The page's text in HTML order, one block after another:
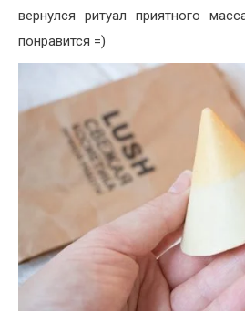
вернулся ритуал приятного
понравится =)